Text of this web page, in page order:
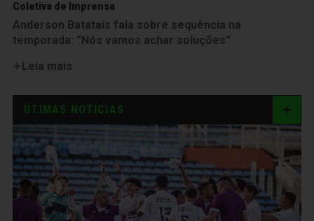
Coletiva de Imprensa
Anderson Batatais fala sobre sequência na
temporada: “Nós vamos achar soluções”
Leia mais
ÚTIMAS NOTÍCIAS